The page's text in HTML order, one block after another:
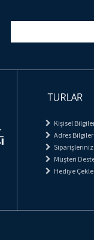
Kişisel
Adres
Siparişleriniz
Müşteri
Hediye